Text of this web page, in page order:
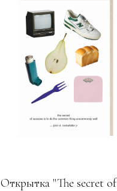
Открытка "The secret of